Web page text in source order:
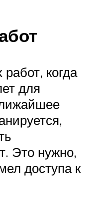
когда
для
Это нужно,
доступа к